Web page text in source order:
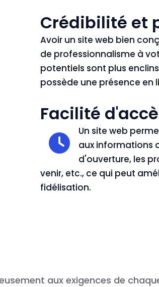
Crédibilité et
Avoir un site web bien
de professionnalisme à
potentiels sont plus
possède une présence
Facilité
Un site web
aux informations
d'ouverture, les
venir, etc., ce qui peut
fidélisation.
aux exigences de